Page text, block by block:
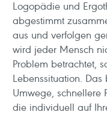
Logopädie und
abgestimmt
aus und verfolgen
wird jeder Mensch
Problem betrachtet,
Lebenssituation.
Umwege, schnellere
die individuell auf